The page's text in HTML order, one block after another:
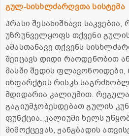
გულ-სისხლძარღვთა სისტემა
პრასი შესანიშნავი
უზრუნველყოფს თქვენი
ამასთანავე თქვენს
შეიცავს დიდი რაოდენობით
მასში შედის
ინფარქტის რისკს
მდიდარია კალიუმით.
გაგიუმჯობესდებათ გულის
ფუნქცია. კალიუმი ხელს
მიმოქცევას, ჟანგბადის